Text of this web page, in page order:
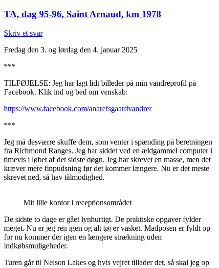
TA, dag 95-96, Saint Arnaud, km 1978
Skriv et svar
Fredag den 3. og lørdag den 4. januar 2025
***
TILFØJELSE: Jeg har lagt lidt billeder på min vandreprofil på
Facebook. Klik ind og bed om venskab:
https://www.facebook.com/anarefsgaardvandrer
***
Jeg må desværre skuffe dem, som venter i spænding på beretningen
fra Richmond Ranges. Jeg har siddet ved en ældgammel computer i
timevis i løbet af det sidste døgn. Jeg har skrevet en masse, men det
kræver mere finpudsning før det kommer længere. Nu er det meste
skrevet ned, så hav tålmodighed.
Mit lille kontor i receptionsområdet
De sidste to dage er gået lynhurtigt. De praktiske opgaver fylder
meget. Nu er jeg ren igen og alt tøj er vasket. Madposen er fyldt op
for nu kommer der igen en længere strækning uden
indkøbsmuligeheder.
Turen går til Nelson Lakes og hvis vejret tillader det, så skal jeg op